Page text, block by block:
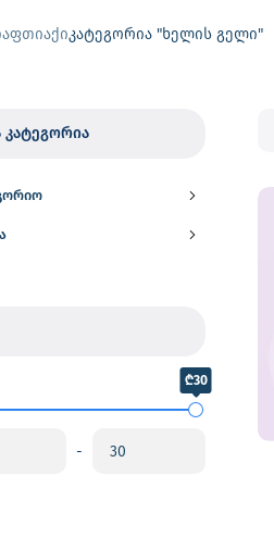
აფთიაქიკატეგორია "ხელის გელი"
კატეგორია
₾30
-